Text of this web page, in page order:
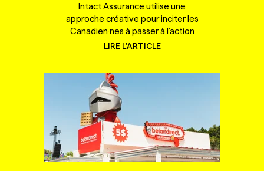
Intact Assurance utilise une
approche créative pour inciter les
Canadien·nes à passer à l'action
LIRE L'ARTICLE